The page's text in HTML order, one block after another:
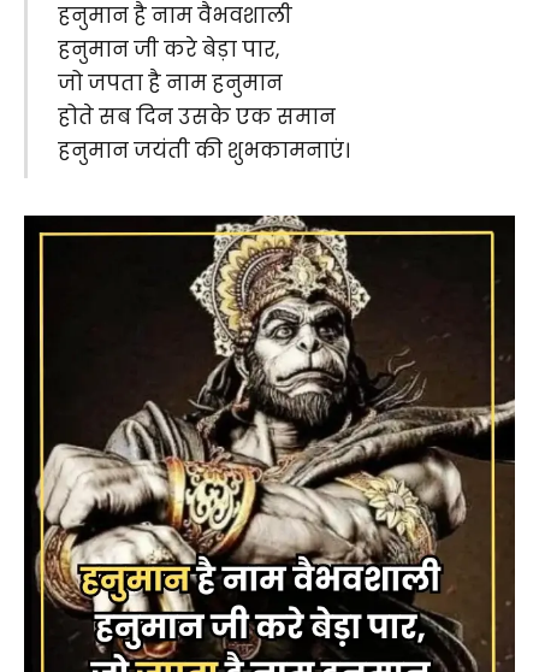
हनुमान है नाम वैभवशाली
हनुमान जी करे बेड़ा पार,
जो जपता है नाम हनुमान
होते सब दिन उसके एक समान
हनुमान जयंती की शुभकामनाएं।